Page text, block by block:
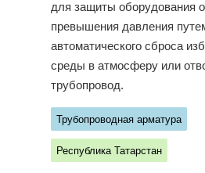
для защиты оборудования
превышения давления
автоматического сброса
среды в атмосферу или
трубопровод.
Трубопроводная арматура
Республика Татарстан